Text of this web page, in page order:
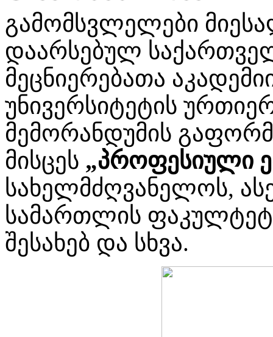
გამომსვლელები
დაარსებულ
მეცნიერებათა
უნივერსიტეტის
მემორანდუმის
მისცეს „პროფესიული
სახელმძღვანელოს,
სამართლის
შესახებ და სხვა.